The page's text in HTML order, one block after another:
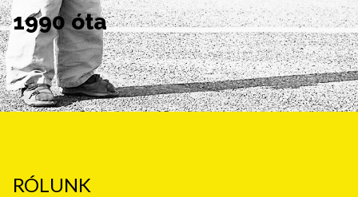
1990 óta
RÓLUNK